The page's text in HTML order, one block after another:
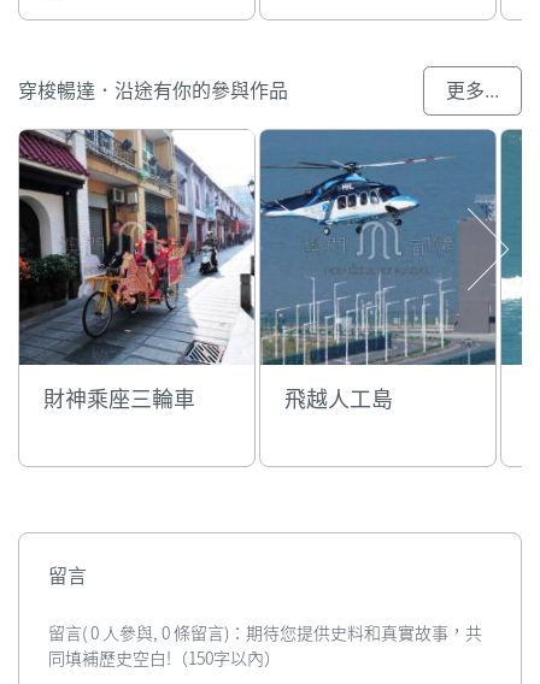
穿梭暢達．沿途有你的參與作品 更多...
財神乘座三輪車 飛越人工島
留言
留言( 0 人參與, 0 條留言)：期待您提供史料和真實故事，共
同填補歷史空白!（150字以內）